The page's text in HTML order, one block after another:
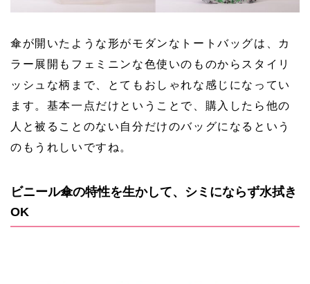
傘が開いたような形がモダンなトートバッグは、カ
ラー展開もフェミニンな色使いのものからスタイリ
ッシュな柄まで、とてもおしゃれな感じになってい
ます。基本一点だけということで、購入したら他の
人と被ることのない自分だけのバッグになるという
のもうれしいですね。
ビニール傘の特性を生かして、シミにならず水拭き
OK